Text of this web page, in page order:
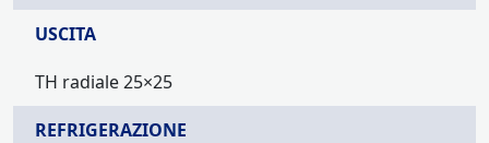
USCITA
TH radiale 25×25
REFRIGERAZIONE